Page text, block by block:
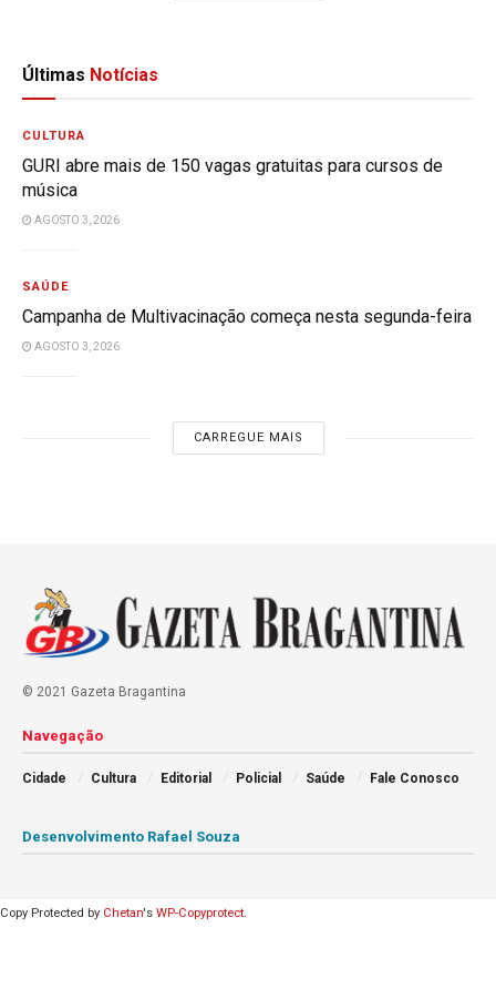
Últimas Notícias
CULTURA
GURI abre mais de 150 vagas gratuitas para cursos de
música
AGOSTO 3, 2026
SAÚDE
Campanha de Multivacinação começa nesta segunda-feira
AGOSTO 3, 2026
CARREGUE MAIS
© 2021 Gazeta Bragantina
Navegação
Cidade Cultura Editorial Policial Saúde Fale Conosco
Desenvolvimento Rafael Souza
Copy Protected by Chetan's WP-Copyprotect.